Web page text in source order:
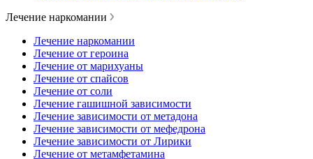
Лечение наркомании
Лечение наркомании
Лечение от героина
Лечение от марихуаны
Лечение от спайсов
Лечение от соли
Лечение гашишной зависимости
Лечение зависимости от метадона
Лечение зависимости от мефедрона
Лечение зависимости от Лирики
Лечение от метамфетамина